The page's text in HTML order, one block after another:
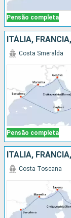
Pensão completa
ITÁLIA,
Pensão completa
Costa Smeralda
ITÁLIA,
Costa Toscana